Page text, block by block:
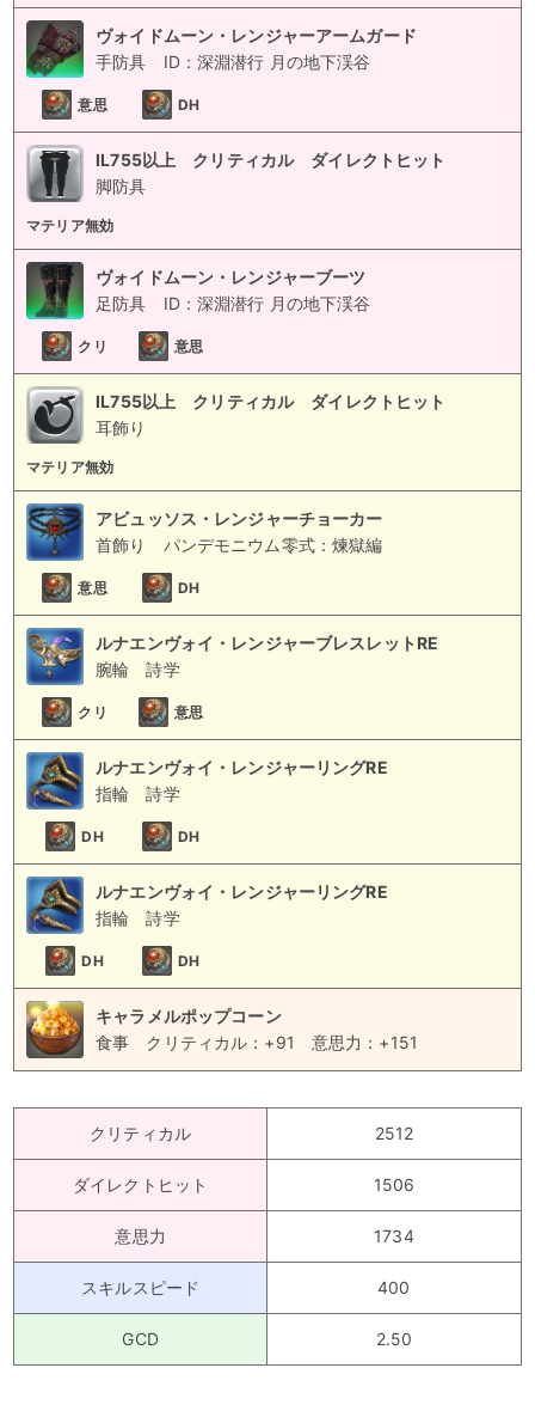
ヴォイドムーン・レンジャーアームガード
手防具
ID：深淵潜行 月の地下渓谷
意思 DH
IL755以上 クリティカル ダイレクトヒット
脚防具
マテリア無効
ヴォイドムーン・レンジャーブーツ
足防具
ID：深淵潜行 月の地下渓谷
クリ 意思
IL755以上 クリティカル ダイレクトヒット
耳飾り
マテリア無効
アビュッソス・レンジャーチョーカー
首飾り
パンデモニウム零式：煉獄編
意思 DH
ルナエンヴォイ・レンジャーブレスレットRE
腕輪
詩学
クリ 意思
ルナエンヴォイ・レンジャーリングRE
指輪
詩学
DH DH
ルナエンヴォイ・レンジャーリングRE
指輪
詩学
DH DH
キャラメルポップコーン
食事
クリティカル：+91 意思力：+151
クリティカル 2512
ダイレクトヒット 1506
意思力 1734
スキルスピード 400
GCD 2.50